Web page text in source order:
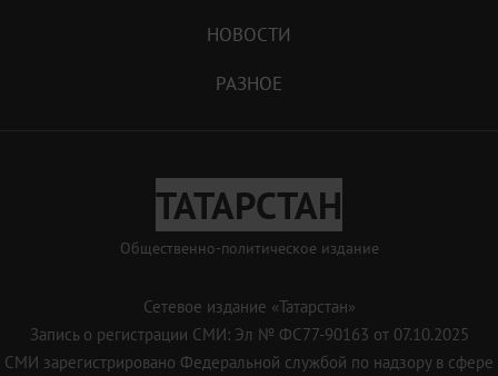
НОВОСТИ
РАЗНОЕ
ТАТАРСТАН
Общественно-политическое издание
Сетевое издание «Татарстан»
Запись о регистрации СМИ: Эл № ФС77-90163 от 07.10.2025
СМИ зарегистрировано Федеральной службой по надзору в сфере